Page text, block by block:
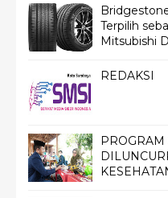
Terpilih
Mitsubishi
REDAKSI
PROGRAM